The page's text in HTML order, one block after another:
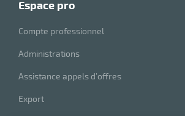
espace pro
Compte professionnel
Administrations
Assistance appels d’offres
Export